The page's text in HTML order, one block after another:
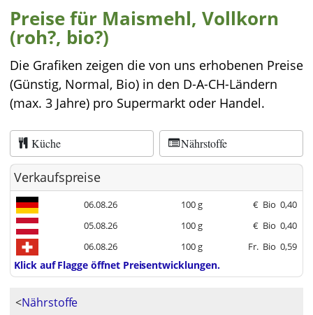
Preise für Maismehl, Vollkorn
(roh?, bio?)
Die Grafiken zeigen die von uns erhobenen Preise
(Günstig, Normal, Bio) in den D-A-CH-Ländern
(max. 3 Jahre) pro Supermarkt oder Handel.
Küche Nährstoffe
Verkaufspreise
06.08.26 100 g € Bio 0,40
05.08.26
100 g € Bio 0,40
06.08.26
100 g Fr. Bio 0,59
Klick auf Flagge öffnet Preisentwicklungen.
<Nährstoffe